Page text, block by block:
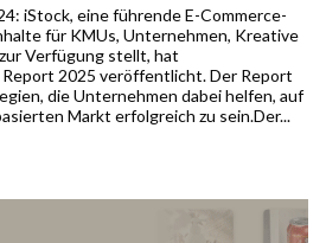
iStock, eine führende E-Commerce-
für KMUs, Unternehmen, Kreative
Verfügung stellt, hat
2025 veröffentlicht. Der Report
die Unternehmen dabei helfen, auf
Markt erfolgreich zu sein.Der...